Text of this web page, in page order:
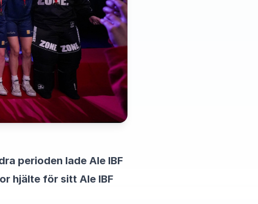
perioden lade Ale IBF
hjälte för sitt Ale IBF